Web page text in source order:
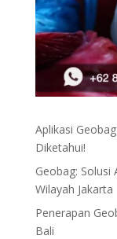
Aplikasi
Diketahui!
Geobag: Solusi
Wilayah Jakarta
Penerapan
Bali